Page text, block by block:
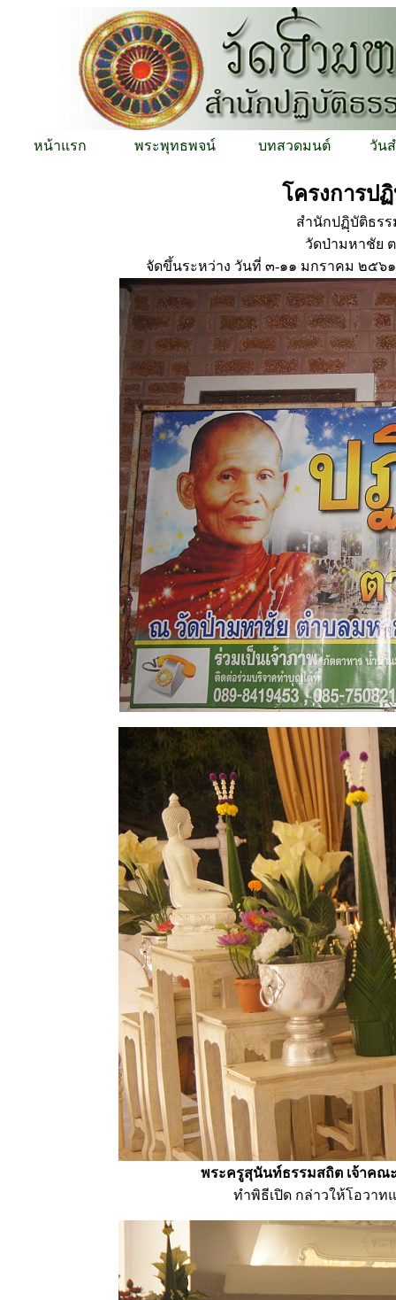
หน้าแรก พระพุทธพจน์ บทสวดมนต์ วัน
โครงการป
สำนักปฏฺิบัติธร
วัดป่ามหาชัย
จัดขึ้นระหว่าง วันที่ ๓-๑๑ มกราคม ๒๕๖
พระครูสุนันท์ธรรมสถิต เจ้าคณ
ทำพิธีเปิด กล่าวให้โอวาท